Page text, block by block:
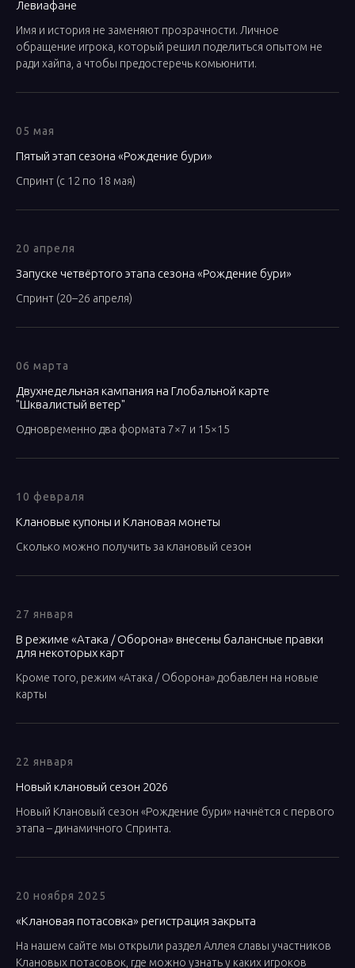
Левиафане
Имя и история не заменяют прозрачности. Личное
обращение игрока, который решил поделиться опытом не
ради хайпа, а чтобы предостеречь комьюнити.
05 мая
Пятый этап сезона «Рождение бури»
Спринт (с 12 по 18 мая)
20 апреля
Запуске четвёртого этапа сезона «Рождение бури»
Спринт (20–26 апреля)
06 марта
Двухнедельная кампания на Глобальной карте
"Шквалистый ветер"
Одновременно два формата 7×7 и 15×15
10 февраля
Клановые купоны и Клановая монеты
Сколько можно получить за клановый сезон
27 января
В режиме «Атака / Оборона» внесены балансные правки
для некоторых карт
Кроме того, режим «Атака / Оборона» добавлен на новые
карты
22 января
Новый клановый сезон 2026
Новый Клановый сезон «Рождение бури» начнётся с первого
этапа – динамичного Спринта.
20 ноября 2025
«Клановая потасовка» регистрация закрыта
На нашем сайте мы открыли раздел Аллея славы участников
Клановых потасовок, где можно узнать у каких игроков